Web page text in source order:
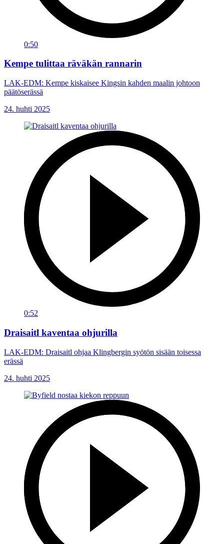
0:50
Kempe tulittaa räväkän rannarin
LAK-EDM: Kempe kiskaisee Kingsin kahden maalin johtoon
päätöserässä
24. huhti 2025
0:52
Draisaitl kaventaa ohjurilla
LAK-EDM: Draisaitl ohjaa Klingbergin syötön sisään toisessa
erässä
24. huhti 2025